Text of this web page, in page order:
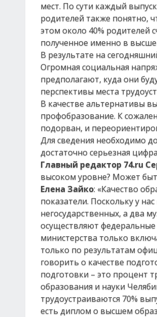
мест. По сути каждый
родителей также понятно,
этом около 40% родителей
полученное именно в
В результате на
Огромная социальная
предполагают, куда они
перспективы места
В качестве альтернативы
профобразование. К
подорван, и
Для сведения необходимо
достаточно серьезная
Главный редактор 74.ru
высоком уровне? Может
Елена Зайко: «Качество
показатели. Поскольку у
негосударственных, а два
осуществляют федеральные
министерства только
только по результатам
говорить о качестве
подготовки – это процент
образования и науки
трудоустраиваются 70%
есть диплом о высшем